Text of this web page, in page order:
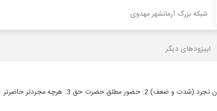
شبکه بزرگ آرمانشهر مهدوی
اپیزودهای دیگر